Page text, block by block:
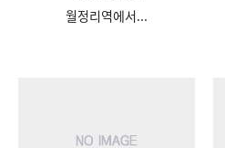
월정리역에서...